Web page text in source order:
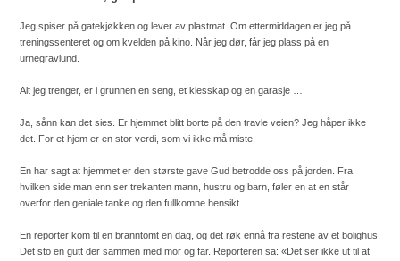
Jeg spiser på gatekjøkken og lever av plastmat. Om ettermiddagen er jeg på
treningssenteret og om kvelden på kino. Når jeg dør, får jeg plass på en
urnegravlund.
Alt jeg trenger, er i grunnen en seng, et klesskap og en garasje …
Ja, sånn kan det sies. Er hjemmet blitt borte på den travle veien? Jeg håper ikke
det. For et hjem er en stor verdi, som vi ikke må miste.
En har sagt at hjemmet er den største gave Gud betrodde oss på jorden. Fra
hvilken side man enn ser trekanten mann, hustru og barn, føler en at en står
overfor den geniale tanke og den fullkomne hensikt.
En reporter kom til en branntomt en dag, og det røk ennå fra restene av et bolighus.
Det sto en gutt der sammen med mor og far. Reporteren sa: «Det ser ikke ut til at